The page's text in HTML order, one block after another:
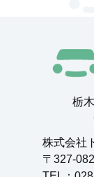
栃
株式会社
〒327-